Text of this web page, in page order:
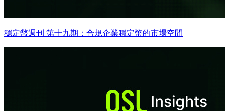
穩定幣週刊 第十九期：合規企業穩定幣的市場空間